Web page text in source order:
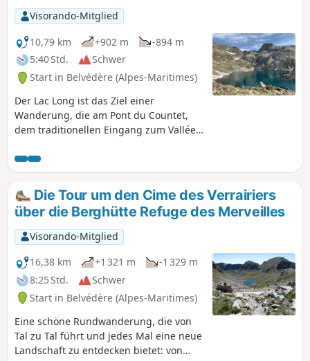
Visorando-Mitglied
10,79 km
+902 m
-894 m
5:40 Std.
Schwer
Start in Belvédère (Alpes-Maritimes)
Der Lac Long ist das Ziel einer
Wanderung, die am Pont du Countet,
dem traditionellen Eingang zum Vallée
wenig besucht und strahlt in seiner
felsigen Umgebung, die von der
eleganten Cime de la Malédie dominiert
wird, eine Atmosphäre der Ruhe aus.
Wenn man diesen See erreicht, gelangt
man in ein wildes, mineralisches Tal in
der Nähe der vielbesuchten Berghütte
Refuge de Nice. Steinböcke und
Gämsen werden wahrscheinlich Ihre
einzigen Begleiter sein.
Die Tour um den Cime des Verrairiers
über die Berghütte Refuge des Merveilles
Visorando-Mitglied
16,38 km
+1 321 m
-1 329 m
8:25 Std.
Schwer
Start in Belvédère (Alpes-Maritimes)
Eine schöne Rundwanderung, die von
Tal zu Tal führt und jedes Mal eine neue
Landschaft zu entdecken bietet: von